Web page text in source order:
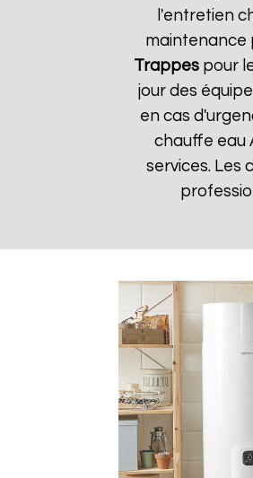
l'entretien
maintenance
Trappespour
jour des
en cas
chauffe eau
services. Les